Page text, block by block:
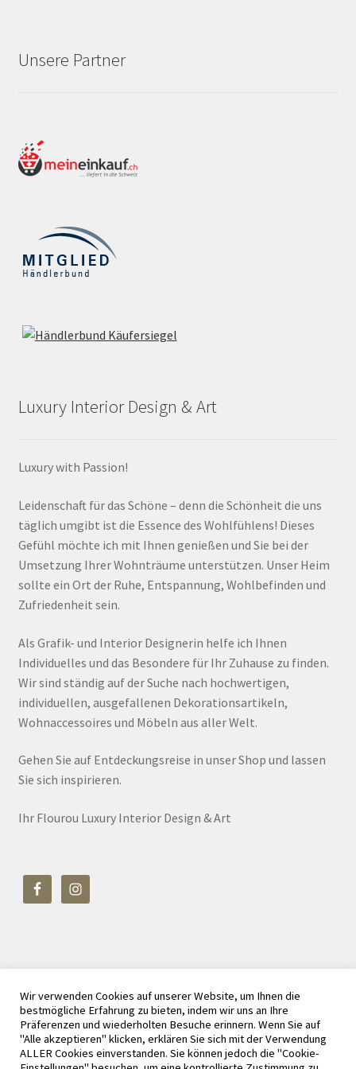
Unsere Partner
Luxury Interior Design & Art
Luxury with Passion!
Leidenschaft für das Schöne – denn die Schönheit die uns
täglich umgibt ist die Essence des Wohlfühlens! Dieses
Gefühl möchte ich mit Ihnen genießen und Sie bei der
Umsetzung Ihrer Wohnträume unterstützen. Unser Heim
sollte ein Ort der Ruhe, Entspannung, Wohlbefinden und
Zufriedenheit sein.
Als Grafik- und Interior Designerin helfe ich Ihnen
Individuelles und das Besondere für Ihr Zuhause zu finden.
Wir sind ständig auf der Suche nach hochwertigen,
individuellen, ausgefallenen Dekorationsartikeln,
Wohnaccessoires und Möbeln aus aller Welt.
Gehen Sie auf Entdeckungsreise in unser Shop und lassen
Sie sich inspirieren.
Ihr Flourou Luxury Interior Design & Art
© Flourou Luxury Interior Design & Art 2026
Datenschutz
Erstellt mit WooCommerce.
Wir verwenden Cookies auf unserer Website, um Ihnen die
bestmögliche Erfahrung zu bieten, indem wir uns an Ihre
Präferenzen und wiederholten Besuche erinnern. Wenn Sie auf
"Alle akzeptieren" klicken, erklären Sie sich mit der Verwendung
ALLER Cookies einverstanden. Sie können jedoch die "Cookie-